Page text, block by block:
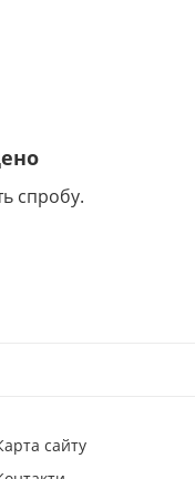
спробу.
сайту